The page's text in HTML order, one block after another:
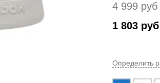
4 999 руб
1 803 руб
Определить